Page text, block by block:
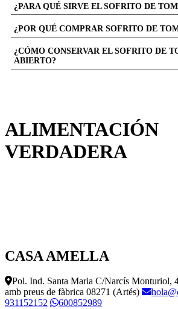
para cocinar diferentes platos.
¿PARA QUÉ SIRVE EL SOFRITO DE
verduras.
¿POR QUÉ COMPRAR SOFRITO DE
usar.
¿CÓMO CONSERVAR EL SOFRITO DE
ABIERTO?
ALIMENTACIÓN
VERDADERA
CASA AMELLA
Pol. Ind. Santa Maria C/Narcís Monturiol,
amb preus de fàbrica 08271 (Artés)
931152152
600852989